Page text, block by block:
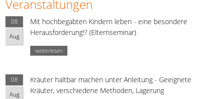
Veranstaltungen
08
Aug
Mit hochbegabten Kindern leben - eine besondere
Herausforderung!? (Elternseminar)
weiterlesen
08
Aug
Kräuter haltbar machen unter Anleitung - Geeignete
Kräuter, verschiedene Methoden, Lagerung